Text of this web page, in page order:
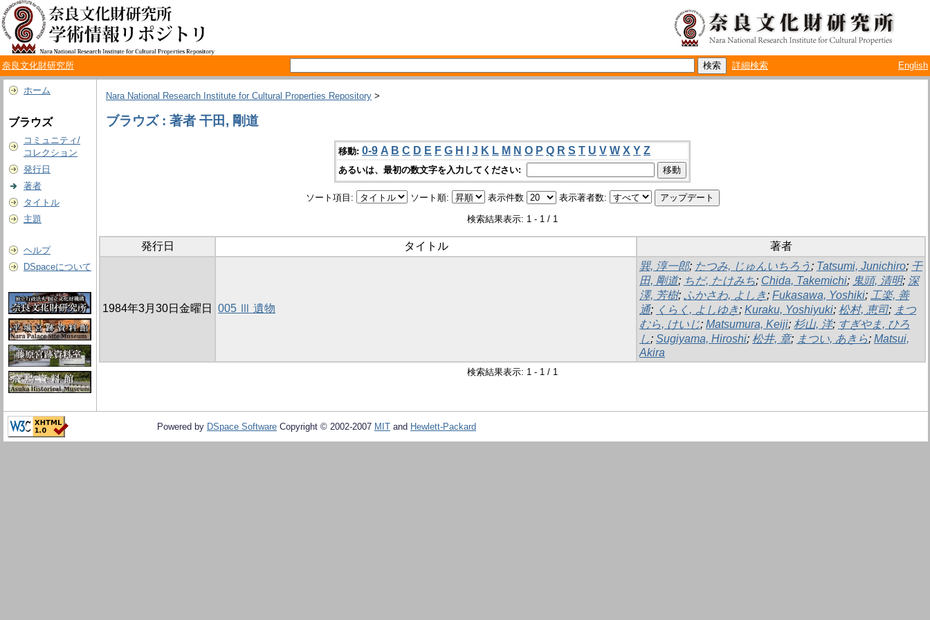
奈良文化財研究所 詳細検索 English
ホーム
ブラウズ
コミュニティ/
コレクション
発行日
著者
タイトル
主題
ヘルプ
DSpaceについて
Nara National Research Institute for Cultural Properties Repository >
ブラウズ : 著者 干田, 剛道
移動: 0-9 A B C D E F G H J K L M N O P Q R S T U V W X Y Z
あるいは、最初の数文字を入力してください:
ソート項目: ソート順: 表示件数 表示著者数:
検索結果表示: 1 - 1 / 1
発行日 タイトル 著者
1984年3月30日金曜日 005 Ⅲ 遺物
巽, 淳一郎; たつみ, じゅんいちろう ; Tatsumi, Junichiro; 干
田, 剛道; ちだ, たけみち; Chida, Takemichi; 鬼頭, 清明; 深
澤, 芳樹; ふかさわ, よしき; Fukasawa, Yoshiki; 工楽, 善
通; くらく, よしゆき; Kuraku, Yoshiyuki; 松村, 恵司; まつ
むら, けいじ; Matsumura, Keiji; 杉山, 洋; すぎやま, ひろ
し; Sugiyama, Hiroshi; 松井, 章; まつい, あきら; Matsui,
Akira
検索結果表示: 1 - 1 / 1
Powered by DSpace Software Copyright © 2002-2007 MIT and Hewlett-Packard